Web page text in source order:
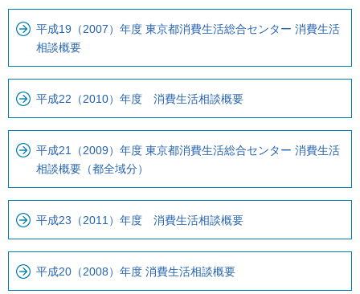
で
す
カ
ル
ビ
で
平成19（2007）年度 東京都消費生活総合センター 消費生活
相談概要
平成22（2010）年度 消費生活相談概要
平成21（2009）年度 東京都消費生活総合センター 消費生活
相談概要（都全域分）
平成23（2011）年度 消費生活相談概要
平成20（2008）年度 消費生活相談概要